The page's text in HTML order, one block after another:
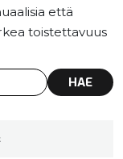
että
toistettavuus
HAE